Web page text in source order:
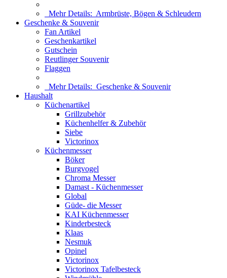
Mehr Details: Armbrüste, Bögen & Schleudern
Geschenke & Souvenir
Fan Artikel
Geschenkartikel
Gutschein
Reutlinger Souvenir
Flaggen
Mehr Details: Geschenke & Souvenir
Haushalt
Küchenartikel
Grillzubehör
Küchenhelfer & Zubehör
Siebe
Victorinox
Küchenmesser
Böker
Burgvogel
Chroma Messer
Damast - Küchenmesser
Global
Güde- die Messer
KAI Küchenmesser
Kinderbesteck
Klaas
Nesmuk
Opinel
Victorinox
Victorinox Tafelbesteck